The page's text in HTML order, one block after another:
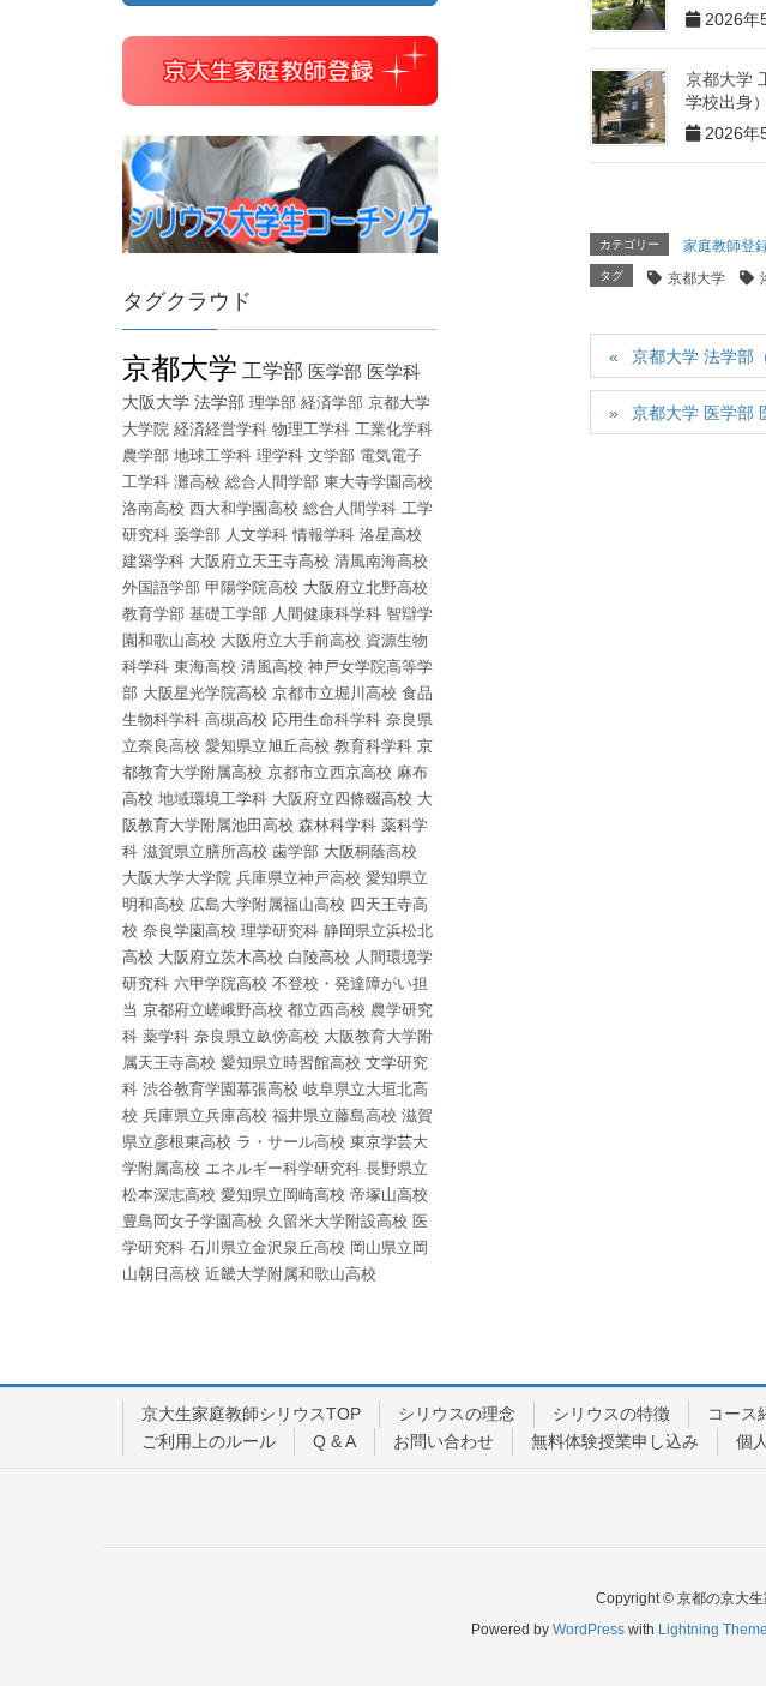
2026年
京都大学
学校出身）
2026年
カテゴリー 家庭教師登
タグ 京都大学
京都大学 法学部
京都大学 医学部
タグクラウド
京都大学 工学部 医学部 医学科
大阪大学 法学部 理学部 経済学部 京都大学
大学院 経済経営学科 物理工学科 工業化学科
農学部 地球工学科 理学科 文学部 電気電子
工学科 灘高校 総合人間学部 東大寺学園高校
洛南高校 西大和学園高校 総合人間学科 工学
研究科 薬学部 人文学科 情報学科 洛星高校
建築学科 大阪府立天王寺高校 清風南海高校
外国語学部 甲陽学院高校 大阪府立北野高校
教育学部 基礎工学部 人間健康科学科 智辯学
園和歌山高校 大阪府立大手前高校 資源生物
科学科 東海高校 清風高校 神戸女学院高等学
部 大阪星光学院高校 京都市立堀川高校 食品
生物科学科 高槻高校 応用生命科学科 奈良県
立奈良高校 愛知県立旭丘高校 教育科学科 京
都教育大学附属高校 京都市立西京高校 麻布
高校 地域環境工学科 大阪府立四條畷高校 大
阪教育大学附属池田高校 森林科学科 薬科学
科 滋賀県立膳所高校 歯学部 大阪桐蔭高校
大阪大学大学院 兵庫県立神戸高校 愛知県立
明和高校 広島大学附属福山高校 四天王寺高
校 奈良学園高校 理学研究科 静岡県立浜松北
高校 大阪府立茨木高校 白陵高校 人間環境学
研究科 六甲学院高校 不登校・発達障がい担
当 京都府立嵯峨野高校 都立西高校 農学研究
科 薬学科 奈良県立畝傍高校 大阪教育大学附
属天王寺高校 愛知県立時習館高校 文学研究
科 渋谷教育学園幕張高校 岐阜県立大垣北高
校 兵庫県立兵庫高校 福井県立藤島高校 滋賀
県立彦根東高校 ラ・サール高校 東京学芸大
学附属高校 エネルギー科学研究科 長野県立
松本深志高校 愛知県立岡崎高校 帝塚山高校
豊島岡女子学園高校 久留米大学附設高校 医
学研究科 石川県立金沢泉丘高校 岡山県立岡
山朝日高校 近畿大学附属和歌山高校
京大生家庭教師シリウスTOP シリウスの理念 シリウスの特徴 コース
ご利用上のルール
Q & A お問い合わせ 無料体験授業申し込み 個
Copyright © 京都の京大
Powered by WordPress with Lightning Theme